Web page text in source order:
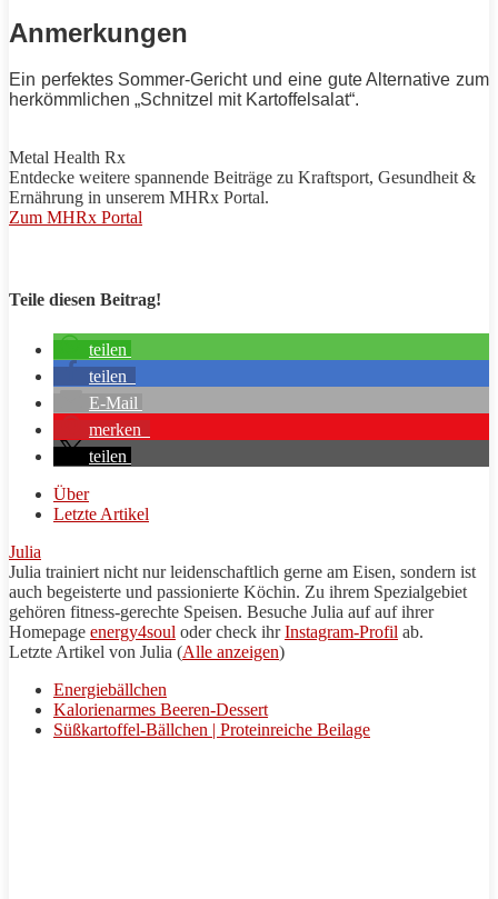
Anmerkungen
Ein perfektes Sommer-Gericht und eine gute Alternative zum
herkömmlichen „Schnitzel mit Kartoffelsalat“.
Metal Health Rx
Entdecke weitere spannende Beiträge zu Kraftsport, Gesundheit &
Ernährung in unserem MHRx Portal.
Zum MHRx Portal
Teile diesen Beitrag!
teilen
teilen
E-Mail
merken
teilen
Über
Letzte Artikel
Julia
Julia trainiert nicht nur leidenschaftlich gerne am Eisen, sondern ist
auch begeisterte und passionierte Köchin. Zu ihrem Spezialgebiet
gehören fitness-gerechte Speisen. Besuche Julia auf auf ihrer
Homepage energy4soul oder check ihrInstagram-Profil ab.
Letzte Artikel von Julia (Alle anzeigen)
Energiebällchen
Kalorienarmes Beeren-Dessert
Süßkartoffel-Bällchen | Proteinreiche Beilage